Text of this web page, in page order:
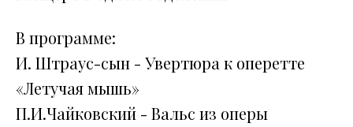
В программе:
И. Штраус-сын - Увертюра к оперетте
«Летучая мышь»
П.И.Чайковский - Вальс из оперы